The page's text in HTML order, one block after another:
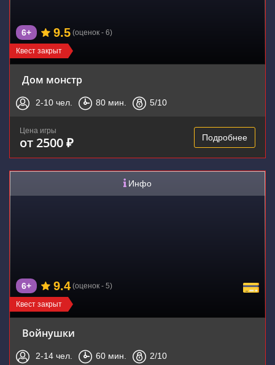
Квест закрыт
6+ 9.5 (оценок - 6)
Дом монстр
2-10 чел. 80 мин. 5/10
Цена игры
от 2500 ₽ Подробнее
Инфо
Квест закрыт
6+ 9.4 (оценок - 5)
Войнушки
2-14 чел. 60 мин. 2/10